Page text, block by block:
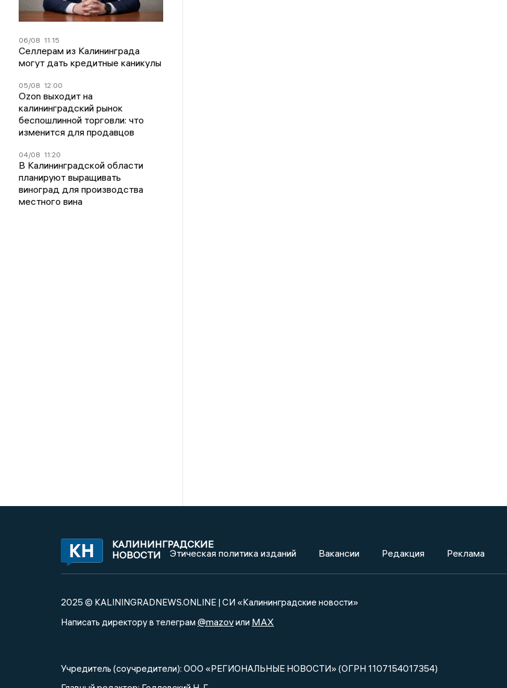
06/08 11:15
Селлерам из Калининграда
могут дать кредитные каникулы
05/08 12:00
Ozon выходит на
калининградский рынок
беспошлинной торговли: что
изменится для продавцов
04/08 11:20
В Калининградской области
планируют выращивать
виноград для производства
местного вина
КАЛИНИНГРАДСКИЕ
НОВОСТИ
Этическая политика изданий Вакансии Редакция Реклама
2025 © KALININGRADNEWS.ONLINE | СИ «Калининградские новости»
Написать директору в телеграм @mazovили MAX
Учредитель (соучредители): ООО «РЕГИОНАЛЬНЫЕ НОВОСТИ» (ОГРН 1107154017354)